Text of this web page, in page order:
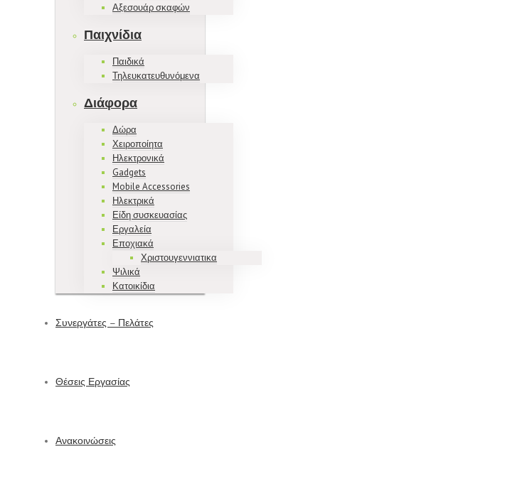
Αξεσουάρ σκαφών
Παιχνίδια
Παιδικά
Τηλευκατευθυνόμενα
Διάφορα
Δώρα
Χειροποίητα
Ηλεκτρονικά
Gadgets
Mobile Accessories
Ηλεκτρικά
Είδη συσκευασίας
Εργαλεία
Εποχιακά
Χριστουγεννιατικα
Ψιλικά
Κατοικίδια
Συνεργάτες – Πελάτες
Θέσεις Εργασίας
Ανακοινώσεις